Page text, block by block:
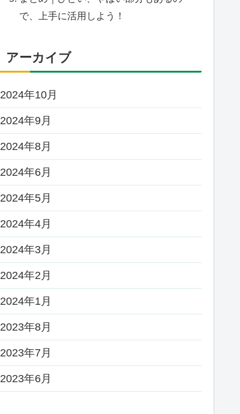
で、上手に活用しよう！
アーカイブ
2024年10月
2024年9月
2024年8月
2024年6月
2024年5月
2024年4月
2024年3月
2024年2月
2024年1月
2023年8月
2023年7月
2023年6月